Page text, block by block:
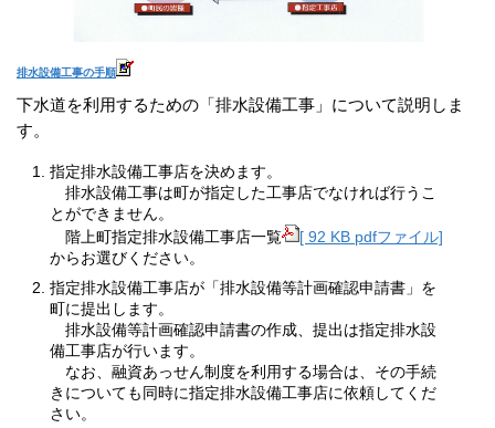
排水設備工事の手順
下水道を利用するための「排水設備工事」について説明しま
す。
指定排水設備工事店を決めます。
排水設備工事は町が指定した工事店でなければ行うこ
とができません。
階上町指定排水設備工事店一覧
[ 92 KB pdfファイル]
からお選びください。
指定排水設備工事店が「排水設備等計画確認申請書」を
町に提出します。
排水設備等計画確認申請書の作成、提出は指定排水設
備工事店が行います。
なお、融資あっせん制度を利用する場合は、その手続
きについても同時に指定排水設備工事店に依頼してくだ
さい。